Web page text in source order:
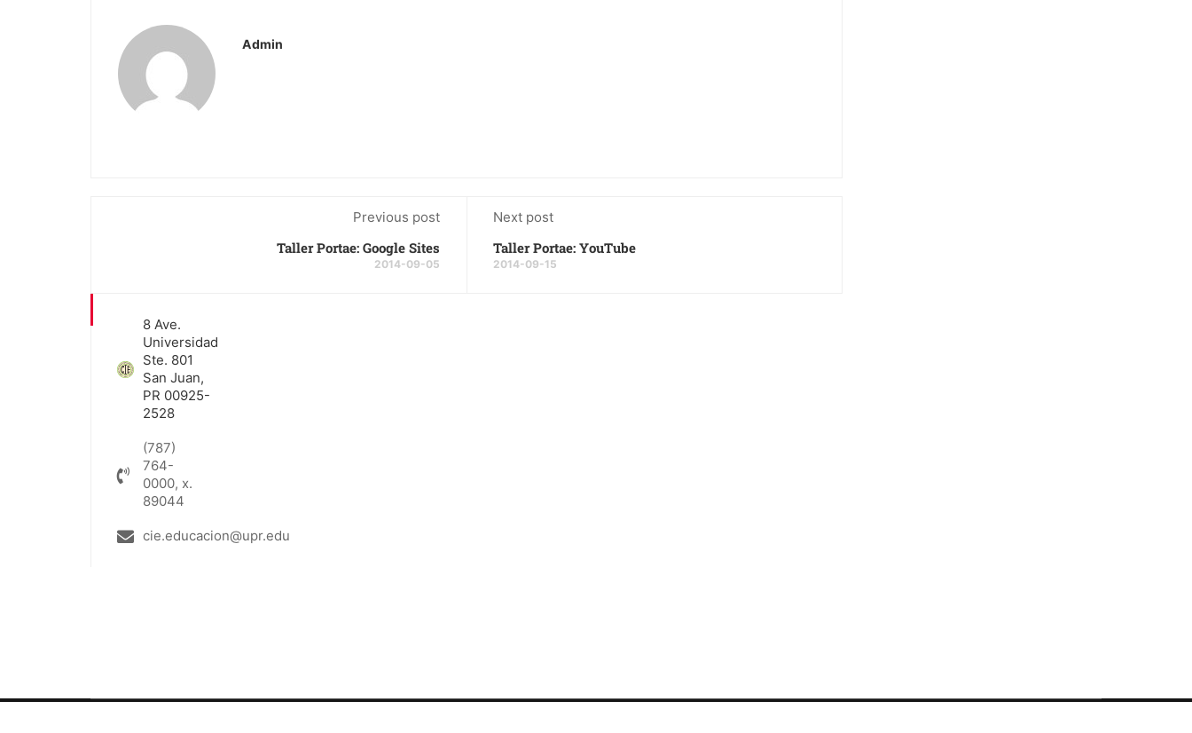
Admin
Previous post
Taller Portae: Google Sites
2014-09-05
Next post
Taller Portae: YouTube
2014-09-15
8 Ave.
Universidad
Ste. 801
San Juan,
PR 00925-
2528
(787)
764-
0000, x.
89044
cie.educacion@upr.edu